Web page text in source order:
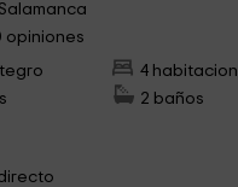
opiniones
4
2 baños